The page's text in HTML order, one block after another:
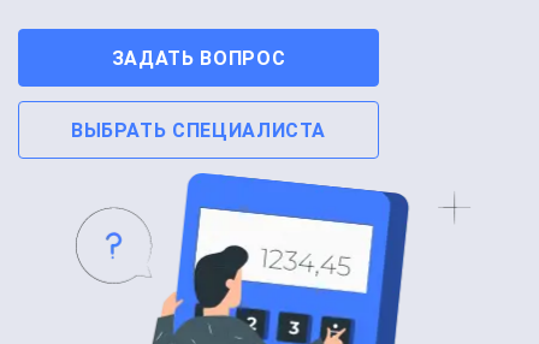
ЗАДАТЬ ВОПРОС
ВЫБРАТЬ СПЕЦИАЛИСТА